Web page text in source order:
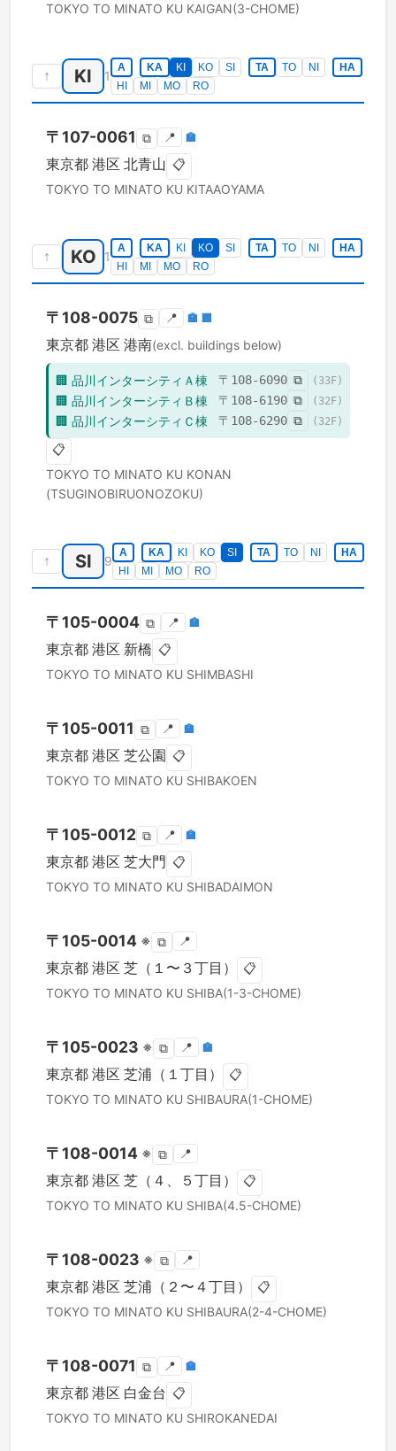
TOKYO TO MINATO KU KAIGAN(3-CHOME)
↑ KI 1
A KA KI KO SI TA TO NI
HA
HI
MI MO RO
〒 107-0061 ⧉ 📍 🏣
東京都 港区 北青山 📋
TOKYO TO MINATO KU KITAAOYAMA
↑ KO 1
A KA KI KO SI TA TO NI
HA
HI
MI MO RO
〒 108-0075 ⧉ 📍 🏣 🏢
東京都 港区 港南(excl. buildings below)
🏢 品川インターシティＡ棟 〒 108-6090 ⧉ ( 33F)
🏢 品川インターシティＢ棟 〒 108-6190 ⧉ ( 32 F)
🏢 品川インターシティＣ棟 〒 108-6290 ⧉ ( 32 F)
📋
TOKYO TO MINATO KU KONAN
(TSUGINOBIRUONOZOKU)
↑ SI 9
A KA KI KO SI TA TO NI
HA
HI
MI MO RO
〒 105-0004 ⧉ 📍 🏣
東京都 港区 新橋 📋
TOKYO TO MINATO KU SHIMBASHI
〒 105-0011 ⧉ 📍 🏣
東京都 港区 芝公園 📋
TOKYO TO MINATO KU SHIBAKOEN
〒 105-0012 ⧉ 📍 🏣
東京都 港区 芝大門 📋
TOKYO TO MINATO KU SHIBADAIMON
〒 105-0014 ※ ⧉ 📍
東京都 港区 芝（１〜３丁目） 📋
TOKYO TO MINATO KU SHIBA(1-3-CHOME)
〒 105-0023 ※ ⧉ 📍 🏣
東京都 港区 芝浦（１丁目） 📋
TOKYO TO MINATO KU SHIBAURA(1-CHOME)
〒 108-0014 ※ ⧉ 📍
東京都 港区 芝（４、５丁目） 📋
TOKYO TO MINATO KU SHIBA(4.5-CHOME)
〒 108-0023 ※ ⧉ 📍
東京都 港区 芝浦（２〜４丁目） 📋
TOKYO TO MINATO KU SHIBAURA(2-4-CHOME)
〒 108-0071 ⧉ 📍 🏣
東京都 港区 白金台 📋
TOKYO TO MINATO KU SHIROKANEDAI